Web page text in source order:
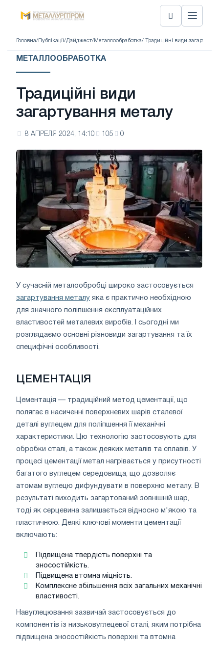
Головна/ Публікації/Дайджест/ Металлообработка/ Традиційні види
МЕТАЛЛООБРАБОТКА
Традиційні види
загартування металу
8 АПРЕЛЯ 2024, 14:10 105 0
У сучасній металообробці широко застосовується
загартування металу яка є практично необхідною
для значного поліпшення експлуатаційних
властивостей металевих виробів. І сьогодні ми
розглядаємо основні різновиди загартування та їх
специфічні особливості.
ЦЕМЕНТАЦІЯ
Цементація — традиційний метод цементації, що
полягає в насиченні поверхневих шарів сталевої
деталі вуглецем для поліпшення її механічні
характеристики. Цю технологію застосовують для
обробки сталі, а також деяких металів та сплавів. У
процесі цементації метал нагрівається у присутності
багатого вуглецем середовища, що дозволяє
атомам вуглецю дифундувати в поверхню металу. В
результаті виходить загартований зовнішній шар,
тоді як серцевина залишається відносно м'якою та
пластичною. Деякі ключові моменти цементації
включають:
Підвищена твердість поверхні та
зносостійкість.
Підвищена втомна міцність.
Комплексне збільшення всіх загальних механічні
властивості.
Навуглецювання зазвичай застосовується до
компонентів із низьковуглецевої сталі, яким потрібна
підвищена зносостійкість поверхні та втомна